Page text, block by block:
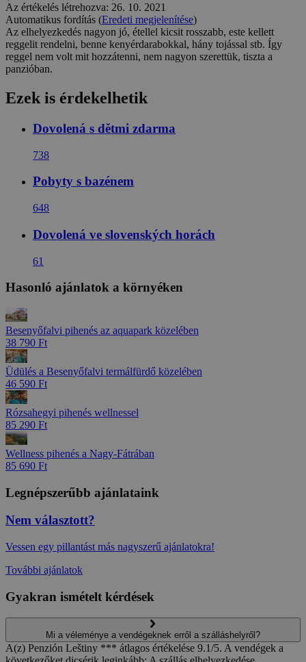
Az értékelés létrehozva: 26. 10. 2021
Automatikus fordítás (Eredeti megjelenítése)
Az elhelyezkedés nagyon jó, étellel kicsit rosszabb, este kellett
reggelit rendelni, benne kenyérdarabokkal, hány tojással stb. Így
reggel nem volt mit hozzátenni, nem nagyon szerettük, tiszta a
panzióban.
Ezek is érdekelhetik
Dovolená s dětmi zdarma
738
Pobyty s bazénem
648
Dovolená ve slovenských horách
61
Hasonló ajánlatok a környéken
Besenyőfalvi pihenés az aquapark közelében
38 790 Ft
Üdülés a Besenyőfalvi termálfürdő közelében
46 590 Ft
Rózsahegyi pihenés wellnessel
85 290 Ft
Wellness pihenés a Nagy-Fátrában
85 690 Ft
Legnépszerűbb ajánlataink
Nem választott?
Vessen egy pillantást más nagyszerű ajánlatokra!
További ajánlatok
Gyakran ismételt kérdések
Mi a véleménye a vendégeknek erről a szálláshelyről?
A(z) Penzión Leštiny *** átlagos értékelése 9.1/5. A vendégek a